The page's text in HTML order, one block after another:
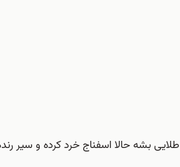
طلایی بشه حالا اسفناج خرد کرده و سیر